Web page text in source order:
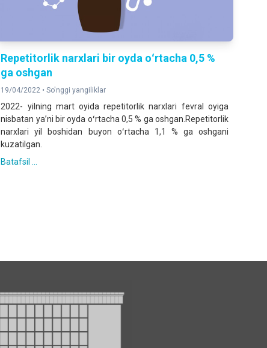
Repetitorlik narxlari bir oyda oʻrtacha 0,5 %
ga oshgan
19/04/2022 •So'nggi yangiliklar
2022- yilning mart oyida repetitorlik narxlari fevral oyiga
nisbatan yaʼni bir oyda oʻrtacha 0,5 % ga oshgan.Repetitorlik
narxlari yil boshidan buyon oʻrtacha 1,1 % ga oshgani
kuzatilgan.
Batafsil ...